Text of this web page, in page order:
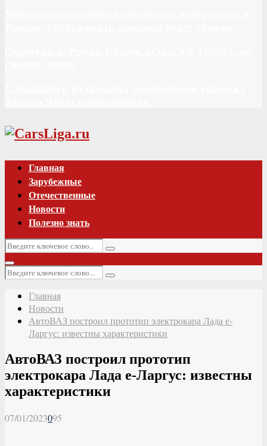
Vk
Главная
Зарубежные
Отечественные
Новости
Полезно знать
Искать:
Поиск
Основное
меню
Искать:
Поиск
Главная
Новости
АвтоВАЗ построил прототип электрокара Лада е-
Ларгус: известны характеристики
АвтоВАЗ построил прототип
электрокара Лада е-Ларгус: известны
характеристики
07/01/2023095